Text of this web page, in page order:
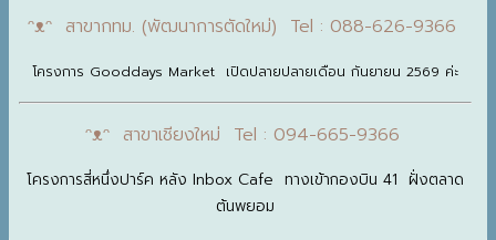
ᵔᴥᵔ สาขากทม. (พัฒนาการตัดใหม่) Tel : 088-626-9366
โครงการ Gooddays Market เปิดปลายปลายเดือน กันยายน 2569 ค่ะ
ᵔᴥᵔ สาขาเชียงใหม่ Tel : 094-665-9366
โครงการสี่หนึ่งปาร์ค หลัง Inbox Cafe ทางเข้ากองบิน 41 ฝั่งตลาด
ต้นพยอม